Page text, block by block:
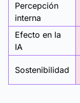
Percepción
interna
Efecto en la
IA
Sostenibilidad